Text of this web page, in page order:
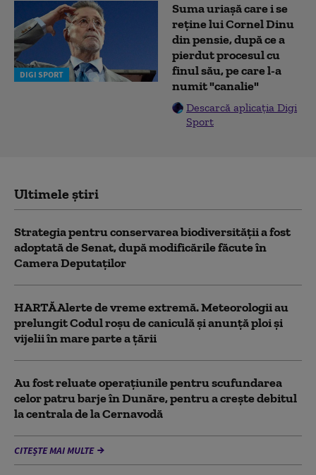
DIGI SPORT
Suma uriașă care i se
reține lui Cornel Dinu
din pensie, după ce a
pierdut procesul cu
finul său, pe care l-a
numit "canalie"
Descarcă aplicația Digi
Sport
Ultimele știri
Strategia pentru conservarea biodiversității a fost
adoptată de Senat, după modificările făcute în
Camera Deputaților
HARTĂ Alerte de vreme extremă. Meteorologii au
prelungit Codul roșu de caniculă și anunță ploi și
vijelii în mare parte a țării
Au fost reluate operațiunile pentru scufundarea
celor patru barje în Dunăre, pentru a crește debitul
la centrala de la Cernavodă
CITEȘTE MAI MULTE